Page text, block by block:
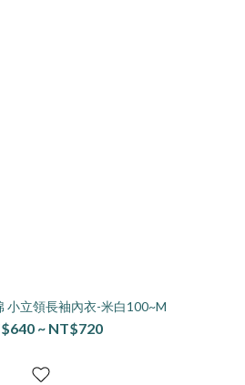
小立領長袖內衣-米白100~M
~ NT$720